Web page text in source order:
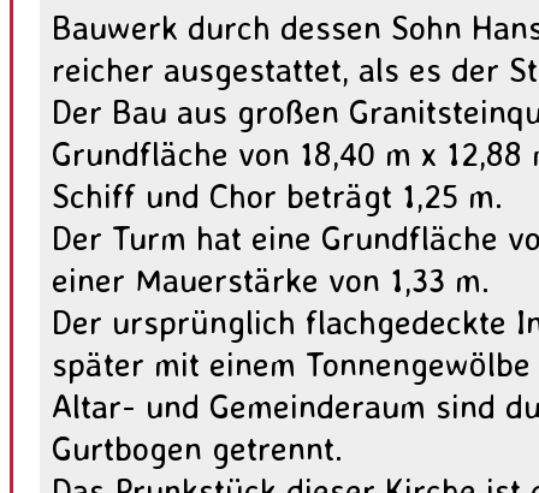
Bauwerk durch dessen Sohn
reicher ausgestattet, als es der
Der Bau aus großen
Grundfläche von 18,40 m x
Schiff und Chor beträgt 1,25 m.
Der Turm hat eine Grundfläche
einer Mauerstärke von 1,33 m.
Der ursprünglich flachgedeckte
später mit einem
Altar- und Gemeinderaum sind
Gurtbogen getrennt.